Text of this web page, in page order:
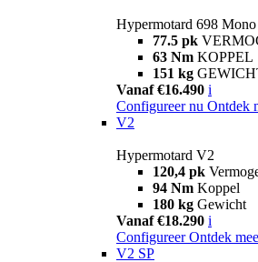
Hypermotard 698
77.5 pk
63 Nm KOPPEL
151 kg
Vanaf €16.490 i
Configureer nu Ontdek
V2
Hypermotard V2
120,4 pk
94 Nm Koppel
180 kg Gewicht
Vanaf €18.290 i
Configureer Ontdek
V2 SP